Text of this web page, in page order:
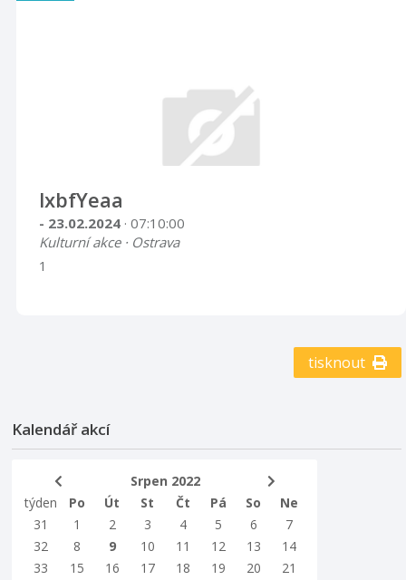
lxbfYeaa
- 23.02.2024 · 07:10:00
Kulturní akce · Ostrava
1
tisknout
Kalendář akcí
Srpen 2022
týden
Po Út St Čt Pá So
Ne
31
1 2 3 4 5 6
7
32
8 9 10 11 12 13
14
33
15 16 17 18 19 20
21